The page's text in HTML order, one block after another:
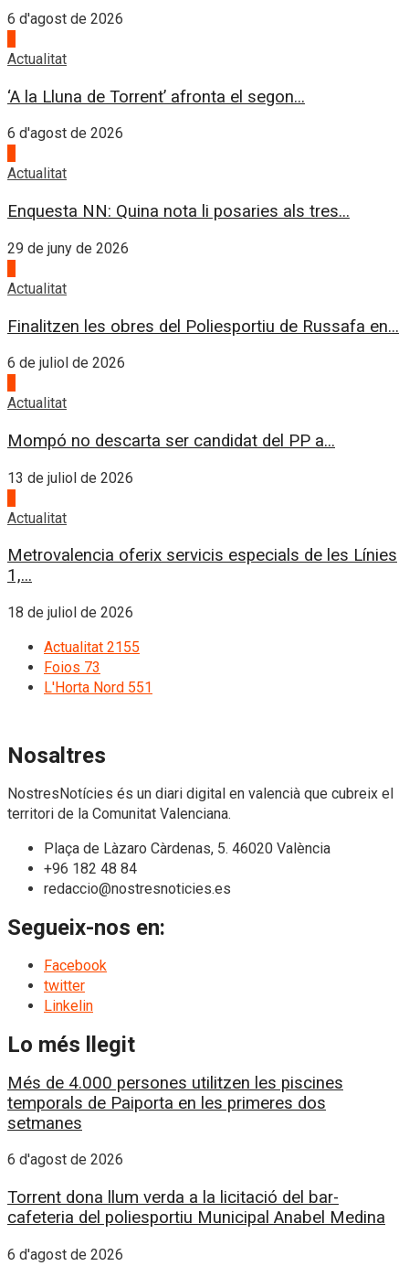
6 d'agost de 2026
Actualitat
‘A la Lluna de Torrent’ afronta el segon...
6 d'agost de 2026
Actualitat
Enquesta NN: Quina nota li posaries als tres...
29 de juny de 2026
Actualitat
Finalitzen les obres del Poliesportiu de Russafa en...
6 de juliol de 2026
Actualitat
Mompó no descarta ser candidat del PP a...
13 de juliol de 2026
Actualitat
Metrovalencia oferix servicis especials de les Línies
1,...
18 de juliol de 2026
Actualitat 2155
Foios 73
L'Horta Nord 551
Nosaltres
NostresNotícies és un diari digital en valencià que cubreix el
territori de la Comunitat Valenciana.
Plaça de Làzaro Càrdenas, 5. 46020 València
+96 182 48 84
redaccio@nostresnoticies.es
Segueix-nos en:
Facebook
twitter
Linkelin
Lo més llegit
Més de 4.000 persones utilitzen les piscines
temporals de Paiporta en les primeres dos
setmanes
6 d'agost de 2026
Torrent dona llum verda a la licitació del bar-
cafeteria del poliesportiu Municipal Anabel Medina
6 d'agost de 2026